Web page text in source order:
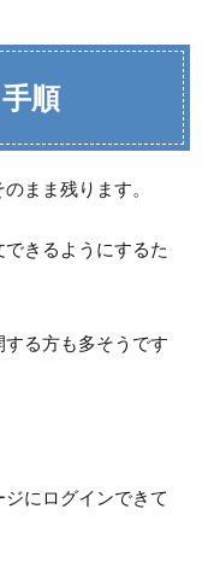
順
まま残ります。
きるようにするた
る方も多そうです
にログインできて